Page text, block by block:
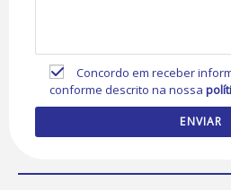
Concordo em receber
conforme descrito na nossa